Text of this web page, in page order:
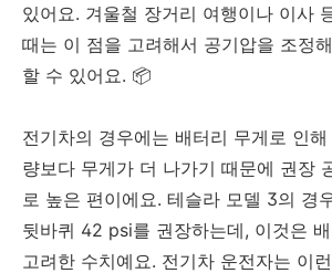
있어요. 겨울철 장거리 여행이나 이사
때는 이 점을 고려해서 공기압을 조정
할 수 있어요. 📦
전기차의 경우에는 배터리 무게로 인
량보다 무게가 더 나가기 때문에 권장
로 높은 편이에요. 테슬라 모델 3의 경
뒷바퀴 42 psi를 권장하는데, 이것은
고려한 수치예요. 전기차 운전자는 이